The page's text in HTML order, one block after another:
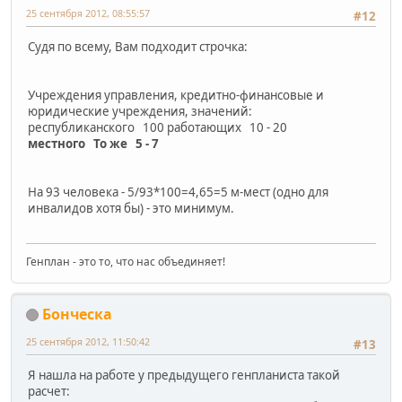
#12
25 сентября 2012, 08:55:57
Судя по всему, Вам подходит строчка:
Учреждения управления, кредитно-финансовые и
юридические учреждения, значений:
республиканского 100 работающих 10 - 20
местного То же 5 - 7
На 93 человека - 5/93*100=4,65=5 м-мест (одно для
инвалидов хотя бы) - это минимум.
Генплан - это то, что нас объединяет!
Бонческа
#13
25 сентября 2012, 11:50:42
Я нашла на работе у предыдущего генпланиста такой
расчет: